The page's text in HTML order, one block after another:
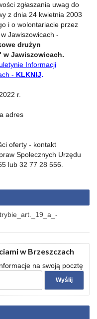
zgłaszania uwag do
z dnia 24 kwietnia 2003
i o wolontariacie przez
Jawiszowicach -
drużyn
w Jawiszowicach.
Informacji
- KLKNIJ.
r.
adres
oferty - kontakt
Społecznych Urzędu
lub 32 77 28 556.
w Brzeszczach
na swoją pocztę